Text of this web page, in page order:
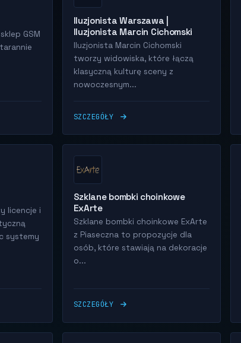
GSM
Iluzjonista Warszawa |
Iluzjonista Marcin Cichomski
Iluzjonista Marcin Cichomski
tworzy widowiska, które łączą
klasyczną kulturę sceny z
nowoczesnym...
SZCZEGÓŁY
licencje i
systemy
Szklane bombki choinkowe
ExArte
Szklane bombki choinkowe ExArte
z Piaseczna to propozycje dla
osób, które stawiają na dekoracje
o...
SZCZEGÓŁY